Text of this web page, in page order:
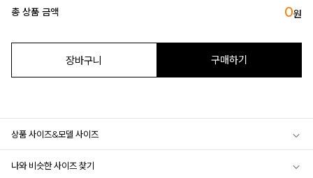
총 상품 금액 0원
장바구니 구매하기
상품 사이즈&모델 사이즈
나와 비슷한 사이즈 찾기